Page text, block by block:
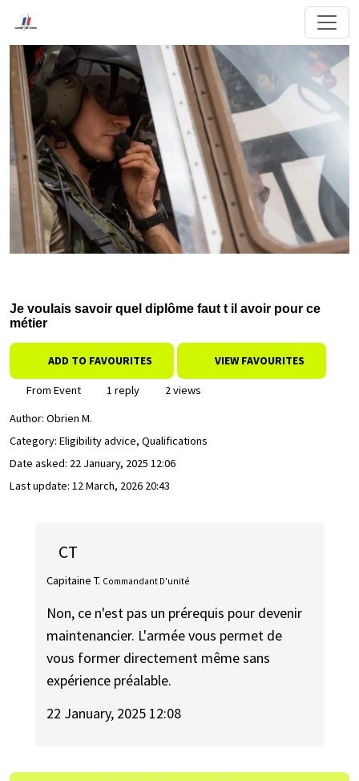
Je voulais savoir quel diplôme faut t il avoir pour ce
métier
ADD TO FAVOURITES VIEW FAVOURITES
From Event 1 reply
2 views
Author: Obrien M.
Category: Eligibility advice, Qualifications
Date asked: 22 January, 2025 12:06
Last update: 12 March, 2026 20:43
CT
Capitaine T. Commandant D'unité
Non, ce n'est pas un prérequis pour devenir
maintenancier. L'armée vous permet de
vous former directement même sans
expérience préalable.
22 January, 2025 12:08